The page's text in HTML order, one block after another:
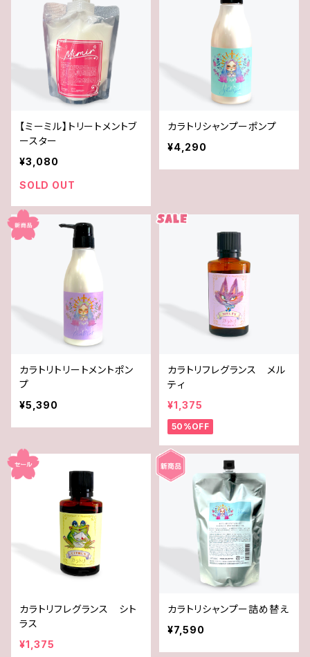
【ミーミル】トリートメントブ
ースター
¥3,080
SOLD OUT
カラトリシャンプーポンプ
¥4,290
カラトリトリートメントポン
プ
¥5,390
カラトリフレグランス メル
ティ
¥1,375
50%OFF
カラトリフレグランス シト
ラス
¥1,375
カラトリシャンプー詰め替え
¥7,590